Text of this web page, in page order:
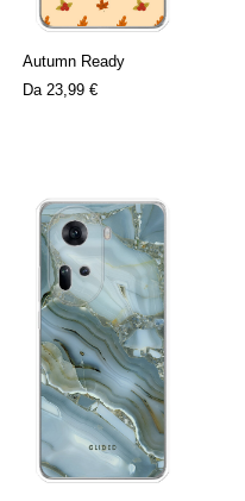
Autumn Ready
Da 23,99 €